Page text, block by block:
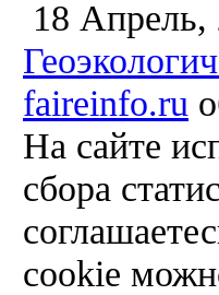
18 Апрель,
faireinfo.ru
На сайте
сбора
cookie